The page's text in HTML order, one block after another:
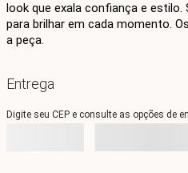
look que exala confiança e
para brilhar em cada momento.
a peça.
Entrega
Digite seu CEP e consulte as opções de